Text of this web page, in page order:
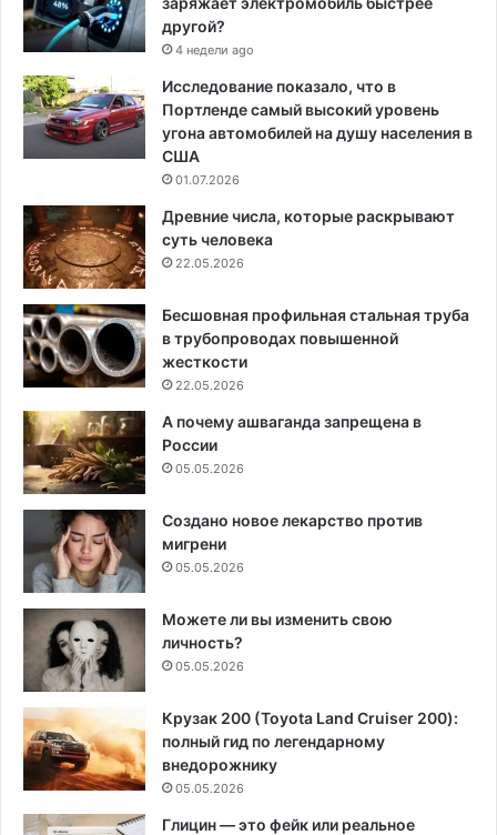
другой?
4 недели ago
Исследование показало, что в
Портленде самый высокий уровень
угона автомобилей на душу населения в
США
01.07.2026
Древние числа, которые раскрывают
суть человека
22.05.2026
Бесшовная профильная стальная труба
в трубопроводах повышенной
жесткости
22.05.2026
А почему ашваганда запрещена в
России
05.05.2026
Создано новое лекарство против
мигрени
05.05.2026
Можете ли вы изменить свою
личность?
05.05.2026
Крузак 200 (Toyota Land Cruiser 200):
полный гид по легендарному
внедорожнику
05.05.2026
Глицин — это фейк или реальное